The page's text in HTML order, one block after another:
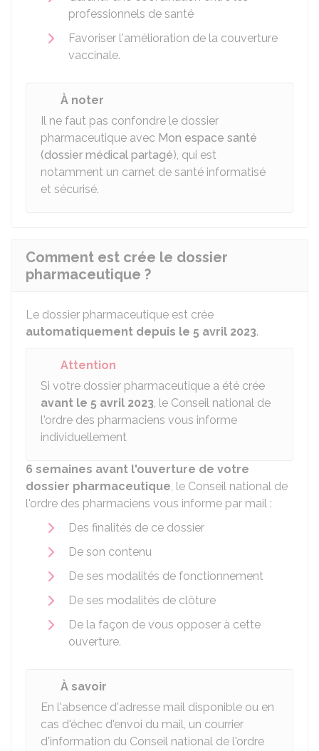
professionnels de santé
Favoriser l'amélioration de la couverture
vaccinale.
À noter
Il ne faut pas confondre le dossier
pharmaceutique avec Mon espace santé
(dossier médical partagé), qui est
notamment un carnet de santé informatisé
et sécurisé.
Comment est crée le dossier
pharmaceutique ?
Le dossier pharmaceutique est crée
automatiquement depuis le 5 avril 2023.
Attention
Si votre dossier pharmaceutique a été crée
avant le 5 avril 2023, le Conseil national de
l'ordre des pharmaciens vous informe
individuellement
6 semaines avant l'ouverture de votre
dossier pharmaceutique, le Conseil national de
l'ordre des pharmaciens vous informe par mail :
Des finalités de ce dossier
De son contenu
De ses modalités de fonctionnement
De ses modalités de clôture
De la façon de vous opposer à cette
ouverture.
À savoir
En l'absence d'adresse mail disponible ou en
cas d'échec d'envoi du mail, un courrier
d'information du Conseil national de l'ordre